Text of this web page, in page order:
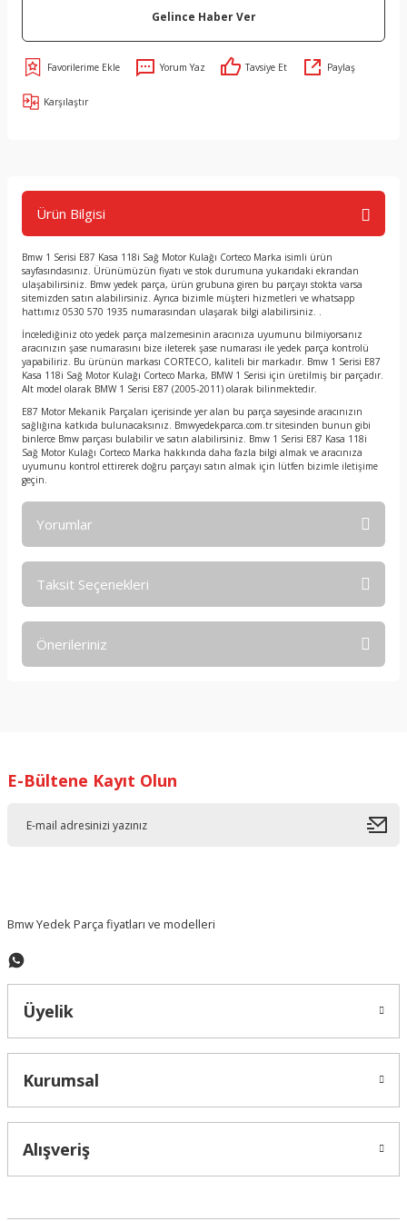
Gelince Haber Ver
Yorum Yaz Tavsiye Et Paylaş
Karşılaştır
Ürün Bilgisi
Bmw 1 Serisi E87 Kasa 118i Sağ Motor Kulağı Corteco Marka isimli ürün
sayfasındasınız. Ürünümüzün fiyatı ve stok durumuna yukarıdaki ekrandan
ulaşabilirsiniz. Bmw yedek parça, ürün grubuna giren bu parçayı stokta varsa
sitemizden satın alabilirsiniz. Ayrıca bizimle müşteri hizmetleri ve whatsapp
hattımız 0530 570 1935 numarasından ulaşarak bilgi alabilirsiniz. .
İncelediğiniz oto yedek parça malzemesinin aracınıza uyumunu bilmiyorsanız
aracınızın şase numarasını bize ileterek şase numarası ile yedek parça kontrolü
yapabiliriz. Bu ürünün markası CORTECO, kaliteli bir markadır. Bmw 1 Serisi E87
Kasa 118i Sağ Motor Kulağı Corteco Marka, BMW 1 Serisi için üretilmiş bir parçadır.
Alt model olarak BMW 1 Serisi E87 (2005-2011) olarak bilinmektedir.
E87 Motor Mekanik Parçaları içerisinde yer alan bu parça sayesinde aracınızın
sağlığına katkıda bulunacaksınız. Bmwyedekparca.com.tr sitesinden bunun gibi
binlerce Bmw parçası bulabilir ve satın alabilirsiniz. Bmw 1 Serisi E87 Kasa 118i
Sağ Motor Kulağı Corteco Marka hakkında daha fazla bilgi almak ve aracınıza
uyumunu kontrol ettirerek doğru parçayı satın almak için lütfen bizimle iletişime
geçin.
Yorumlar
Taksit Seçenekleri
Önerileriniz
Ürün resmi kalitesiz, bozuk veya görüntülenemiyor.
E-Bültene Kayıt Olun
Bmw Yedek Parça fiyatları ve modelleri
Üyelik
Kurumsal
Alışveriş